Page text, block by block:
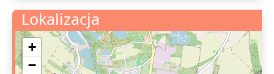
Lokalizacja
+
−